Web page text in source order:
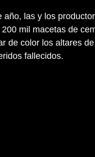
año, las y los
mil macetas de
de color los altares
fallecidos.